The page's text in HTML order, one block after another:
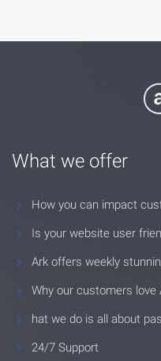
What we offer
How you can impact
Is your website user
Ark offers weekly
Why our customers love
hat we do is all about
24/7 Support